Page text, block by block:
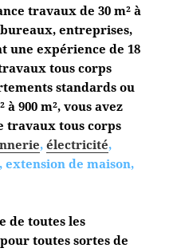
travaux de 30 m² à
entreprises,
une expérience de 18
tous corps
standards ou
à 900 m², vous avez
travaux tous corps
,électricité,
extension de maison,
de toutes les
toutes sortes de